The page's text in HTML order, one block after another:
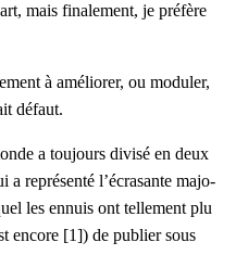
mais fina­le­ment, je pré­fère
à amé­lio­rer, ou modu­ler,
défaut.
a tou­jours divi­sé en deux
a repré­sen­té l’écrasante majo­
les ennuis ont tel­le­ment plu
encore [1]) de publier sous